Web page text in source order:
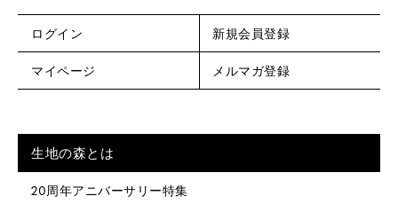
ログイン 新規会員登録
マイページ メルマガ登録
生地の森とは
20周年アニバーサリー特集